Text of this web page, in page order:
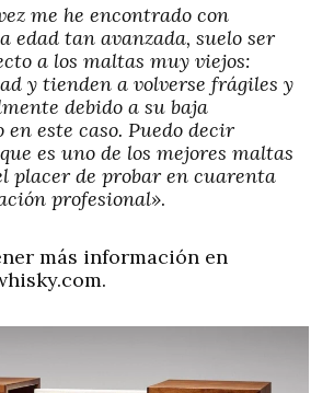
me he encontrado con
edad tan avanzada, suelo ser
a los maltas muy viejos:
y tienden a volverse frágiles y
debido a su baja
este caso. Puedo decir
es uno de los mejores maltas
placer de probar en cuarenta
profesional».
más información en